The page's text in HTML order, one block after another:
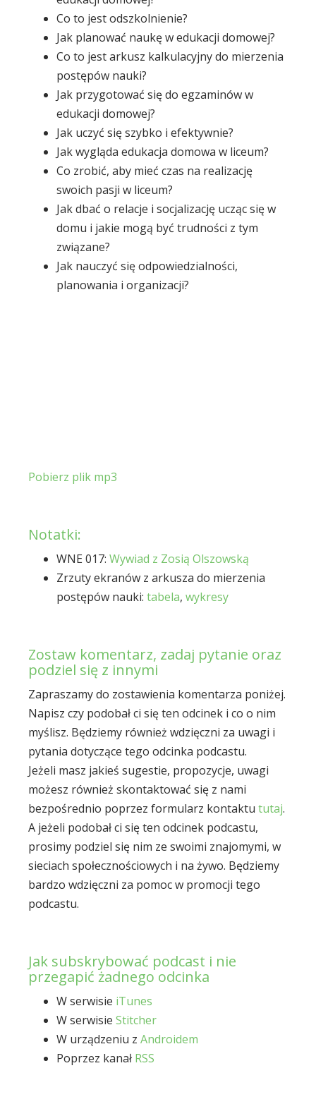
Co to jest odszkolnienie?
Jak planować naukę w edukacji domowej?
Co to jest arkusz kalkulacyjny do mierzenia
postępów nauki?
Jak przygotować się do egzaminów w
edukacji domowej?
Jak uczyć się szybko i efektywnie?
Jak wygląda edukacja domowa w liceum?
Co zrobić, aby mieć czas na realizację
swoich pasji w liceum?
Jak dbać o relacje i socjalizację ucząc się w
domu i jakie mogą być trudności z tym
związane?
Jak nauczyć się odpowiedzialności,
planowania i organizacji?
Pobierz plik mp3
Notatki:
WNE 017: Wywiad z Zosią Olszowską
Zrzuty ekranów z arkusza do mierzenia
postępów nauki: tabela, wykresy
Zostaw komentarz, zadaj pytanie oraz
podziel się z innymi
Zapraszamy do zostawienia komentarza poniżej.
Napisz czy podobał ci się ten odcinek i co o nim
myślisz. Będziemy również wdzięczni za uwagi i
pytania dotyczące tego odcinka podcastu.
Jeżeli masz jakieś sugestie, propozycje, uwagi
możesz również skontaktować się z nami
bezpośrednio poprzez formularz kontaktu tutaj.
A jeżeli podobał ci się ten odcinek podcastu,
prosimy podziel się nim ze swoimi znajomymi, w
sieciach społecznościowych i na żywo. Będziemy
bardzo wdzięczni za pomoc w promocji tego
podcastu.
Jak subskrybować podcast i nie
przegapić żadnego odcinka
W serwisie iTunes
W serwisie Stitcher
W urządzeniu z Androidem
Poprzez kanał RSS